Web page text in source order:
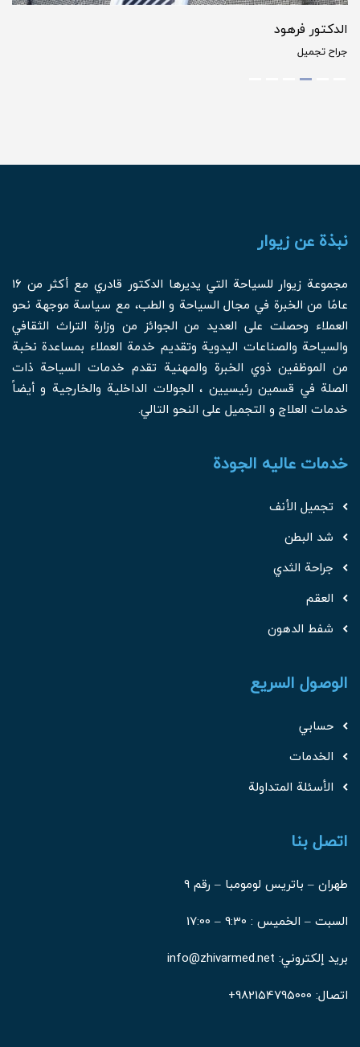
الدكتور فرهود
جراح تجميل
نبذة عن زيوار
مجموعة زيوار للسياحة التي يديرها الدكتور قادري مع أكثر من 16
عامًا من الخبرة في مجال السياحة و الطب، مع سياسة موجهة نحو
العملاء وحصلت على العديد من الجوائز من وزارة التراث الثقافي
والسياحة والصناعات اليدوية وتقديم خدمة العملاء بمساعدة نخبة
من الموظفين ذوي الخبرة والمهنية تقدم خدمات السياحة ذات
الصلة في قسمين رئيسيين ، الجولات الداخلية والخارجية و أيضاً
خدمات العلاج و التجميل على النحو التالي.
خدمات عالیه الجودة
تجميل الأنف
شد البطن
جراحة الثدي
العقم
شفط الدهون
الوصول السريع
حسابي
الخدمات
الأسئلة المتداولة
اتصل بنا
طهران – باتريس لومومبا – رقم 9
السبت – الخميس : 9:30 – 17:00
بريد إلكتروني: info@zhivarmed.net
اتصال: